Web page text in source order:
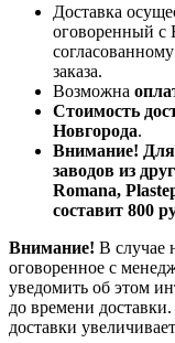
Доставка
оговоренный с
заказа.
Возможна
Стоимость
Новгорода.
Внимание! Для
заводов из
Romana,
составит 800
Внимание! В случае
оговоренное с
уведомить об этом
до времени
доставки